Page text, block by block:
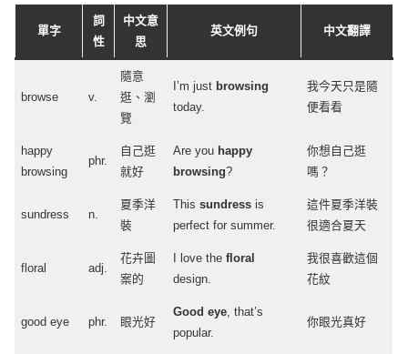
單字
詞
性
中文意
思
英文例句 中文翻譯
browse v.
隨意
逛、瀏
覽
I’m just browsing
today.
我今天只是隨
便看看
happy
browsing
phr.
自己逛
就好
Are you happy
browsing?
你想自己逛
嗎？
sundress n.
夏季洋
裝
Thissundress is
perfect forsummer.
這件夏季洋裝
很適合夏天
floral adj.
花卉圖
案的
love thefloral
design.
我很喜歡這個
花紋
good eye phr. 眼光好
Good eye, that’s
popular.
你眼光真好